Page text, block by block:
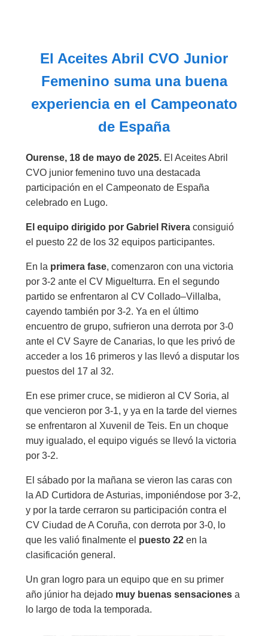
El Aceites Abril CVO Junior
Femenino suma una buena
experiencia en el Campeonato
de España
Ourense, 18 de mayo de 2025. El Aceites Abril
CVO junior femenino tuvo una destacada
participación en el Campeonato de España
celebrado en Lugo.
El equipo dirigido por Gabriel Rivera consiguió
el puesto 22 de los 32 equipos participantes.
En la primera fase, comenzaron con una victoria
por 3-2 ante el CV Miguelturra. En el segundo
partido se enfrentaron al CV Collado–Villalba,
cayendo también por 3-2. Ya en el último
encuentro de grupo, sufrieron una derrota por 3-0
ante el CV Sayre de Canarias, lo que les privó de
acceder a los 16 primeros y las llevó a disputar los
puestos del 17 al 32.
En ese primer cruce, se midieron al CV Soria, al
que vencieron por 3-1, y ya en la tarde del viernes
se enfrentaron al Xuvenil de Teis. En un choque
muy igualado, el equipo vigués se llevó la victoria
por 3-2.
El sábado por la mañana se vieron las caras con
la AD Curtidora de Asturias, imponiéndose por 3-2,
y por la tarde cerraron su participación contra el
CV Ciudad de A Coruña, con derrota por 3-0, lo
que les valió finalmente el puesto 22 en la
clasificación general.
Un gran logro para un equipo que en su primer
año júnior ha dejado muy buenas sensaciones a
lo largo de toda la temporada.